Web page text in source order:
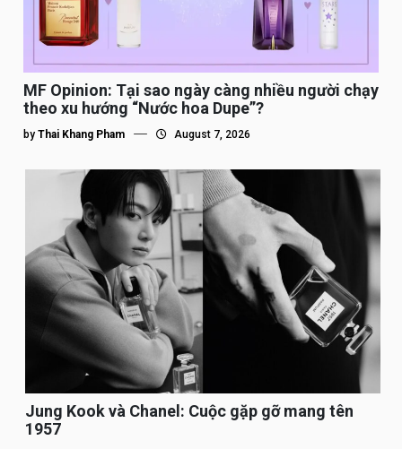
MF Opinion: Tại sao ngày càng nhiều người chạy
theo xu hướng “Nước hoa Dupe”?
by Thai Khang Pham August 7, 2026
Jung Kook và Chanel: Cuộc gặp gỡ mang tên
1957